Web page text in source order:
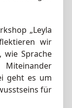
„Leyla
wir
wie Sprache
geht es um
für